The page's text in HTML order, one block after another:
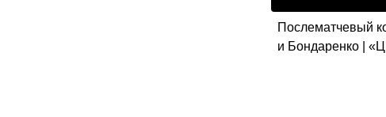
Послематчевый
и Бондаренко |